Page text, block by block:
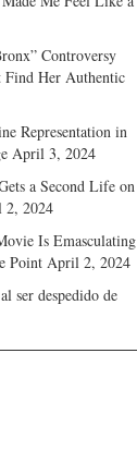
Controversy
Find Her Authentic
Representation in
April 3, 2024
a Second Life on
2024
Is Emasculating
Point April 2, 2024
ser despedido de